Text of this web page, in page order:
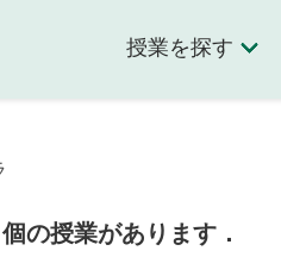
授業を探す
の授業があります．